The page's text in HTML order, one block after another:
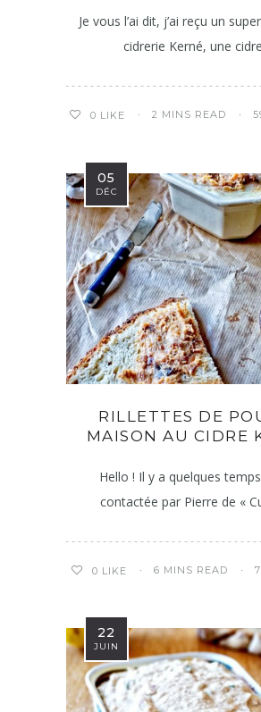
Je vous l’ai dit, j’ai reçu un
cidrerie Kerné, une
0 LIKE 2 MINS READ
05
DÉC
RILLETTES DE
MAISON AU CIDRE
Hello ! Il y a quelques temps
contactée par Pierre de «
0 LIKE 6 MINS READ
22
JUIN